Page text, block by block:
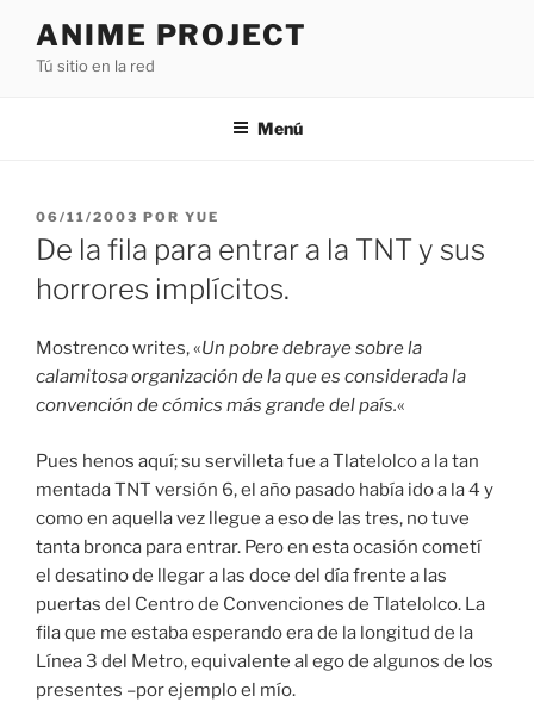
contenido
ANIME PROJECT
Tú sitio en la red
Menú
PUBLICADO
EL
06/11/2003 POR YUE
De la fila para entrar a la TNT y sus
horrores implícitos.
Mostrenco writes, «Un pobre debraye sobre la
calamitosa organización de la que es considerada la
convención de cómics más grande del país.«
Pues henos aquí; su servilleta fue a Tlatelolco a la tan
mentada TNT versión 6, el año pasado había ido a la 4 y
como en aquella vez llegue a eso de las tres, no tuve
tanta bronca para entrar. Pero en esta ocasión cometí
el desatino de llegar a las doce del día frente a las
puertas del Centro de Convenciones de Tlatelolco. La
fila que me estaba esperando era de la longitud de la
Línea 3 del Metro, equivalente al ego de algunos de los
presentes –por ejemplo el mío.